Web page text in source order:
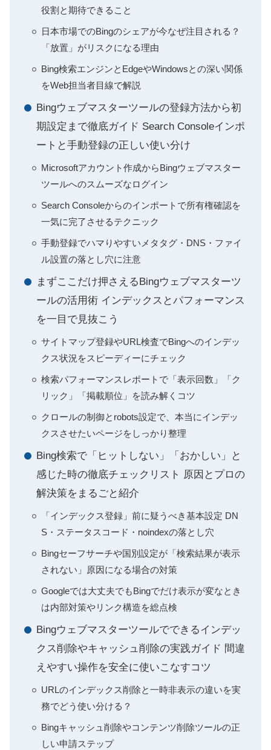
役割と期待できること
日本市場でのBingのシェアが今なぜ注目される？
「放置」がリスクになる理由
Bing検索エンジンとEdgeやWindowsとの深い関係
をWeb担当者目線で解説
Bingウェブマスターツールの登録方法から初
期設定まで徹底ガイド Search Consoleインポ
ートと手動登録の正しい使い分け
Microsoftアカウント作成からBingウェブマスター
ツールへのスムーズなログイン
Search Consoleからのインポートで所有権確認を
一気に完了させるテクニック
手動登録でハマりやすいメタタグ・DNS・ファイ
ル設置の落とし穴に注意
まずここだけ押さえるBingウェブマスターツ
ールの活用術 インデックスとパフォーマンス
を一目で見抜こう
サイトマップ登録やURL検査でBingへのインデッ
クス状況をスピーディーにチェック
検索パフォーマンスレポートで「表示回数」「ク
リック」「掲載順位」を読み解くコツ
クロールの制御とrobots設定で、本当にインデッ
クスさせたいページをしっかり整理
Bing検索で「ヒットしない」「おかしい」と
感じた時の徹底チェックリスト 原因とプロの
解決策をまるごと紹介
「インデックス登録」前に疑うべき基本設定 DN
S・ステータスコード・noindexの落とし穴
Bingセーフサーチや国別設定が「検索結果が表示
されない」原因になる場合の対策
Googleでは大丈夫でもBingでだけ表示が変なとき
は内部対策やリンク構造を総点検
Bingウェブマスターツールでできるインデッ
クス削除やキャッシュ削除の実践ガイド 間違
えやすい操作を安全に使いこなすコツ
URLのインデックス削除と一時非表示の違いを実
務でどう使い分ける？
Bingキャッシュ削除やコンテンツ削除ツールの正
しい申請ステップ